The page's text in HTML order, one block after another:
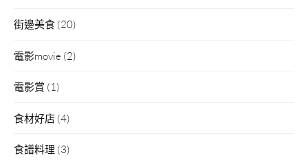
街邊美食 (20)
電影movie (2)
電影賞 (1)
食材好店 (4)
食譜料理 (3)